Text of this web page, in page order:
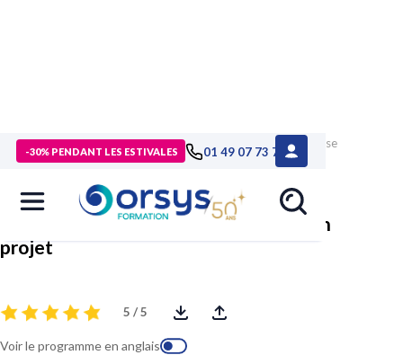
-30% PENDANT LES ESTIVALES 01 49 07 73 73
> Formations>Technologies numériques
Formation Analyse
économique et financière d'un projet
Analyse économique et financière d'un
projet
5 / 5
Voir le programme en anglais